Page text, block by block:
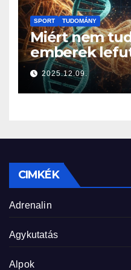
SPORT TUDOMÁNY
Miért nem
emberek
genetikája
2025.12.09.
CIMKÉK
Adrenalin
Agykutatás
Alpok